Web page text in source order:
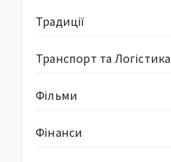
Традиції
Транспорт та Логістика
Фільми
Фінанси